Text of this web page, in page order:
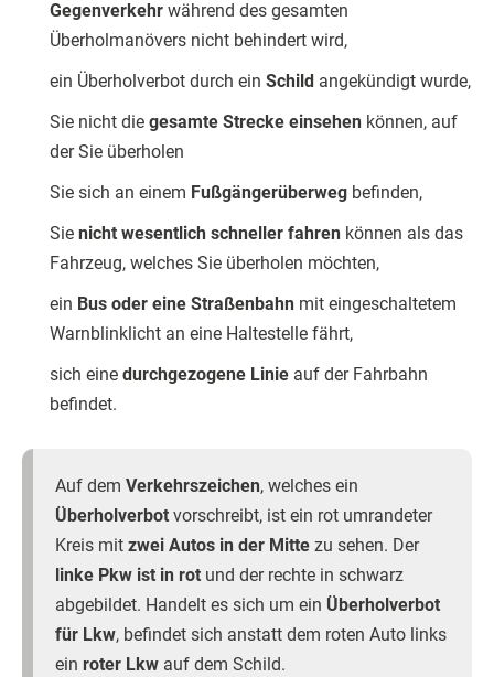
Gegenverkehr während des gesamten
Überholmanövers nicht behindert wird,
ein Überholverbot durch ein Schild angekündigt wurde,
Sie nicht die gesamte Strecke einsehen können, auf
der Sie überholen
Sie sich an einem Fußgängerüberweg befinden,
Sie nicht wesentlich schneller fahren können als das
Fahrzeug, welches Sie überholen möchten,
ein Bus oder eine Straßenbahn mit eingeschaltetem
Warnblinklicht an eine Haltestelle fährt,
sich eine durchgezogene Linie auf der Fahrbahn
befindet.
Auf dem Verkehrszeichen, welches ein
Überholverbot vorschreibt, ist ein rot umrandeter
Kreis mit zwei Autos in der Mitte zu sehen. Der
linke Pkw ist in rot und der rechte in schwarz
abgebildet. Handelt es sich um ein Überholverbot
für Lkw, befindet sich anstatt dem roten Auto links
ein roter Lkw auf dem Schild.